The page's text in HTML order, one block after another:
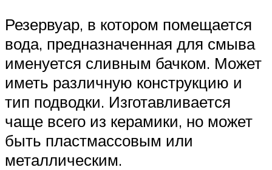
Резервуар, в котором помещается
вода, предназначенная для смыва
именуется сливным бачком. Может
иметь различную конструкцию и
тип подводки. Изготавливается
чаще всего из керамики, но может
быть пластмассовым или
металлическим.